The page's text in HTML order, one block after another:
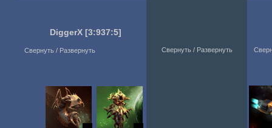
DiggerX [3:937:5]
Свернуть / Развернуть Свернуть / Развернуть